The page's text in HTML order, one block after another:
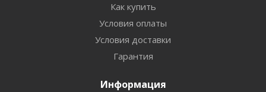
Как купить
Условия оплаты
Условия доставки
Гарантия
Информация